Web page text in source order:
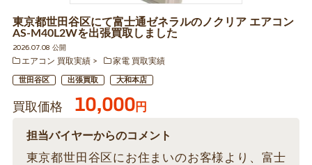
東京都世田谷区にて富士通ゼネラルのノクリア エアコン
AS-M40L2Wを出張買取しました
2026.07.08 公開
エアコン 買取実績
家電 買取実績
世田谷区 出張買取 大和本店
買取価格 10,000円
担当バイヤーからのコメント
東京都世田谷区にお住まいのお客様より、富士